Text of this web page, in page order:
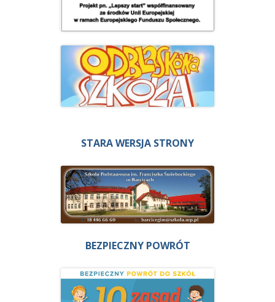
STARA WERSJA STRONY
BEZPIECZNY POWRÓT